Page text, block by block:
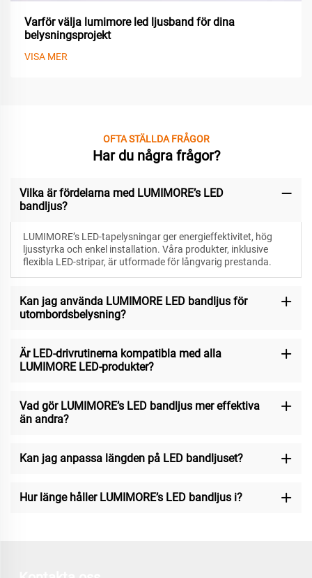
Varför välja lumimore led ljusband för dina
belysningsprojekt
VISA MER
OFTA STÄLLDA FRÅGOR
Har du några frågor?
Vilka är fördelarna med LUMIMORE’s LED
bandljus?
LUMIMORE’s LED-tapelysningar ger energieffektivitet, hög
ljusstyrka och enkel installation. Våra produkter, inklusive
flexibla LED-stripar, är utformade för långvarig prestanda.
Kan jag använda LUMIMORE LED bandljus för
utombordsbelysning?
Är LED-drivrutinerna kompatibla med alla
LUMIMORE LED-produkter?
Vad gör LUMIMORE’s LED bandljus mer effektiva
än andra?
Kan jag anpassa längden på LED bandljuset?
Hur länge håller LUMIMORE’s LED bandljus i?